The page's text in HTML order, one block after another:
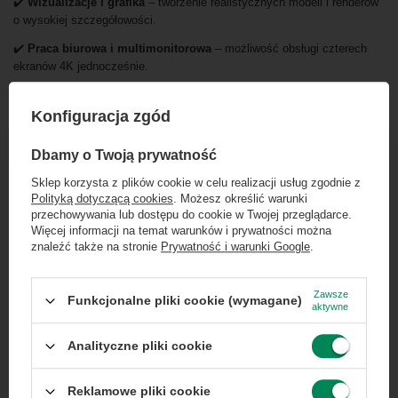
o wysokiej szczegółowości.
✔️ Praca biurowa i multimonitorowa – możliwość obsługi czterech
ekranów 4K jednocześnie.
istniejącego systemu bez konieczności zmiany zasilacza.
Wybrane dla Ciebie
profile
Dołącz do newslettera Green
Computers
Zgarnij jako pierwszy informacje o zniżkach i
rabatach w naszym sklepie!
...lub zadzwoń od razu, aby odebrać
przy zamówieniu telefonicznym
50 zł rabatu!
Rabat 50 zł przy zamówieniach powyżej 300 zł. Oferta
obejmuje zamówień hurtowych.
Konfiguracja zgód
Dbamy o Twoją prywatność
Sklep korzysta z plików cookie w celu realizacji usług zgodnie z
Polityką dotyczącą cookies. Możesz określić warunki
przechowywania lub dostępu do cookie w Twojej przeglądarce.
Więcej informacji na temat warunków i prywatności można
znaleźć także na stronie Prywatność i warunki Google.
Funkcjonalne pliki cookie (wymagane)
Zawsze
aktywne
Analityczne pliki cookie
Reklamowe pliki cookie